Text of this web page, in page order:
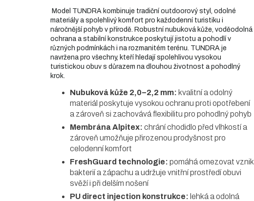
Model TUNDRA kombinuje tradiční outdoorový styl, odolné
materiály a spolehlivý komfort pro každodenní turistiku i
náročnější pohyb v přírodě. Robustní nubuková kůže, voděodolná
ochrana a stabilní konstrukce poskytují jistotu a pohodlí v
různých podmínkách i na rozmanitém terénu. TUNDRA je
navržena pro všechny, kteří hledají spolehlivou vysokou
turistickou obuv s důrazem na dlouhou životnost a pohodlný
krok.
Nubuková kůže 2,0–2,2 mm: kvalitní a odolný
materiál poskytuje vysokou ochranu proti opotřebení
a zároveň si zachovává flexibilitu pro pohodlný pohyb
Membrána Alpitex: chrání chodidlo před vlhkostí a
zároveň umožňuje přirozenou prodyšnost pro
celodenní komfort
FreshGuard technologie: pomáhá omezovat vznik
bakterií a zápachu a udržuje vnitřní prostředí obuvi
svěží i při delším nošení
PU direct injection konstrukce: lehká a odolná